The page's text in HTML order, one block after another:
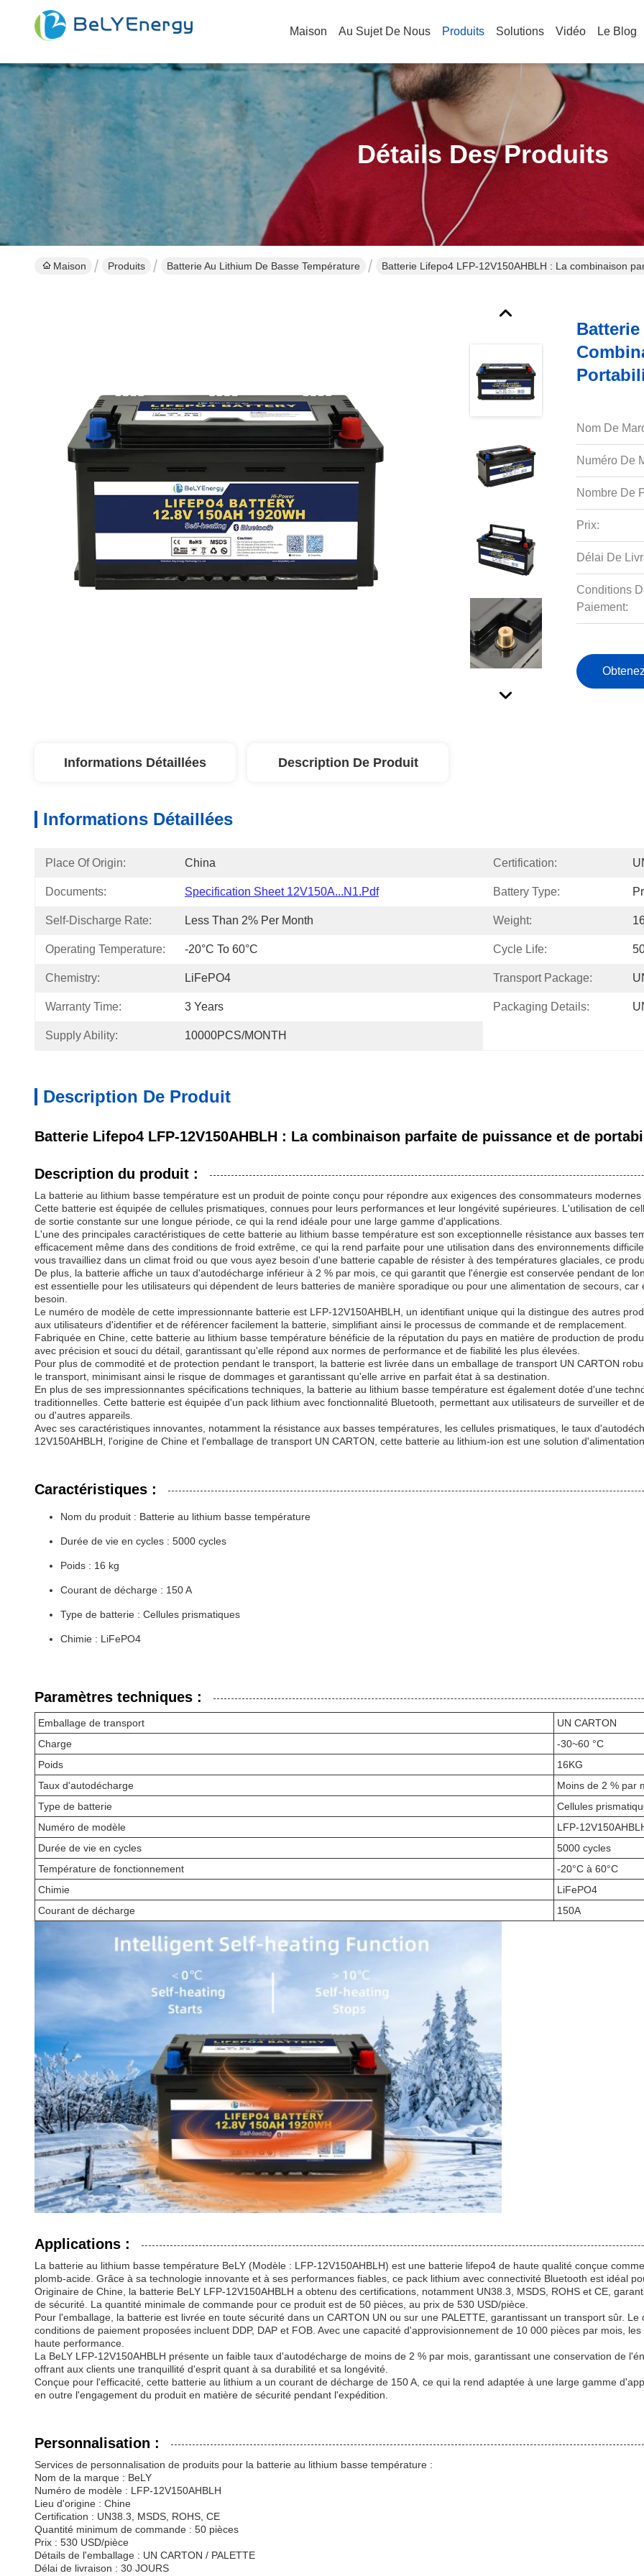
Maison Au Sujet De Nous Produits Solutions Vidéo Le Blog
Détails Des Produits
Maison Produits Batterie Au Lithium De Basse Température Batterie Lifepo4 LFP-12V150AHBLH : La combinaison
Batterie
Nom De
Numéro De
Nombre De
Prix:
Délai De
Conditions
Paiement:
Informations Détaillées Description De Produit
Informations Détaillées
Place Of Origin: China Certification:
Documents: Specification Sheet 12V150A...N1.pdf Battery Type:
Self-Discharge Rate: Less Than 2% Per Month Weight:
Operating Temperature: -20°C To 60°C Cycle Life:
Chemistry: LiFePO4 Transport Package:
Warranty Time: 3 Years Packaging Details:
Supply Ability: 10000PCS/MONTH
Description De Produit
Batterie Lifepo4 LFP-12V150AHBLH : La combinaison parfaite de puissance et de
Description du produit :
La batterie au lithium basse température est un produit de pointe conçu pour répondre aux exigences des consommateurs
Cette batterie est équipée de cellules prismatiques, connues pour leurs performances et leur longévité supérieures. L'utilisation de
de sortie constante sur une longue période, ce qui la rend idéale pour une large gamme d'applications.
L'une des principales caractéristiques de cette batterie au lithium basse température est son exceptionnelle résistance aux basses
efficacement même dans des conditions de froid extrême, ce qui la rend parfaite pour une utilisation dans des environnements
vous travailliez dans un climat froid ou que vous ayez besoin d'une batterie capable de résister à des températures glaciales, ce
De plus, la batterie affiche un taux d'autodécharge inférieur à 2 % par mois, ce qui garantit que l'énergie est conservée pendant de
est essentielle pour les utilisateurs qui dépendent de leurs batteries de manière sporadique ou pour une alimentation de secours,
besoin.
Le numéro de modèle de cette impressionnante batterie est LFP-12V150AHBLH, un identifiant unique qui la distingue des autres
aux utilisateurs d'identifier et de référencer facilement la batterie, simplifiant ainsi le processus de commande et de remplacement.
Fabriquée en Chine, cette batterie au lithium basse température bénéficie de la réputation du pays en matière de production de
avec précision et souci du détail, garantissant qu'elle répond aux normes de performance et de fiabilité les plus élevées.
Pour plus de commodité et de protection pendant le transport, la batterie est livrée dans un emballage de transport UN CARTON
le transport, minimisant ainsi le risque de dommages et garantissant qu'elle arrive en parfait état à sa destination.
En plus de ses impressionnantes spécifications techniques, la batterie au lithium basse température est également dotée d'une
traditionnelles. Cette batterie est équipée d'un pack lithium avec fonctionnalité Bluetooth, permettant aux utilisateurs de surveiller et
ou d'autres appareils.
Avec ses caractéristiques innovantes, notamment la résistance aux basses températures, les cellules prismatiques, le taux
12V150AHBLH, l'origine de Chine et l'emballage de transport UN CARTON, cette batterie au lithium-ion est une solution
Caractéristiques :
Nom du produit : Batterie au lithium basse température
Durée de vie en cycles : 5000 cycles
Poids : 16 kg
Courant de décharge : 150 A
Type de batterie : Cellules prismatiques
Chimie : LiFePO4
Paramètres techniques :
Emballage de transport
UN CARTON
Charge
-30~60 °C
Poids
16KG
Taux d'autodécharge
Moins de 2 % par
Type de batterie
Cellules
Numéro de modèle
LFP-
Durée de vie en cycles
5000 cycles
Température de fonctionnement
-20°C à 60°C
Chimie
LiFePO4
Courant de décharge
150A
Applications :
La batterie au lithium basse température BeLY (Modèle : LFP-12V150AHBLH) est une batterie lifepo4 de haute qualité conçue
plomb-acide. Grâce à sa technologie innovante et à ses performances fiables, ce pack lithium avec connectivité Bluetooth est idéal
Originaire de Chine, la batterie BeLY LFP-12V150AHBLH a obtenu des certifications, notamment UN38.3, MSDS, ROHS et CE,
de sécurité. La quantité minimale de commande pour ce produit est de 50 pièces, au prix de 530 USD/pièce.
Pour l'emballage, la batterie est livrée en toute sécurité dans un CARTON UN ou sur une PALETTE, garantissant un transport sûr.
conditions de paiement proposées incluent DDP, DAP et FOB. Avec une capacité d'approvisionnement de 10 000 pièces par mois,
haute performance.
La BeLY LFP-12V150AHBLH présente un faible taux d'autodécharge de moins de 2 % par mois, garantissant une conservation de
offrant aux clients une tranquillité d'esprit quant à sa durabilité et sa longévité.
Conçue pour l'efficacité, cette batterie au lithium a un courant de décharge de 150 A, ce qui la rend adaptée à une large gamme
en outre l'engagement du produit en matière de sécurité pendant l'expédition.
Personnalisation :
Services de personnalisation de produits pour la batterie au lithium basse température :
Nom de la marque : BeLY
Numéro de modèle : LFP-12V150AHBLH
Lieu d'origine : Chine
Certification : UN38.3, MSDS, ROHS, CE
Quantité minimum de commande : 50 pièces
Prix : 530 USD/pièce
Détails de l'emballage : UN CARTON / PALETTE
Délai de livraison : 30 JOURS